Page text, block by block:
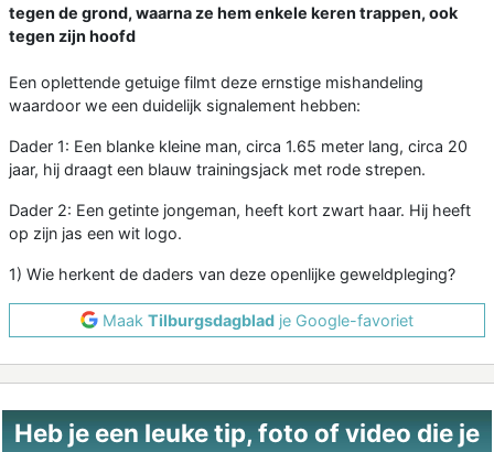
tegen de grond, waarna ze hem enkele keren trappen, ook
tegen zijn hoofd
Een oplettende getuige filmt deze ernstige mishandeling
waardoor we een duidelijk signalement hebben:
Dader 1: Een blanke kleine man, circa 1.65 meter lang, circa 20
jaar, hij draagt een blauw trainingsjack met rode strepen.
Dader 2: Een getinte jongeman, heeft kort zwart haar. Hij heeft
op zijn jas een wit logo.
1) Wie herkent de daders van deze openlijke geweldpleging?
Maak Tilburgsdagblad je Google-favoriet
Heb je een leuke tip, foto of video die je